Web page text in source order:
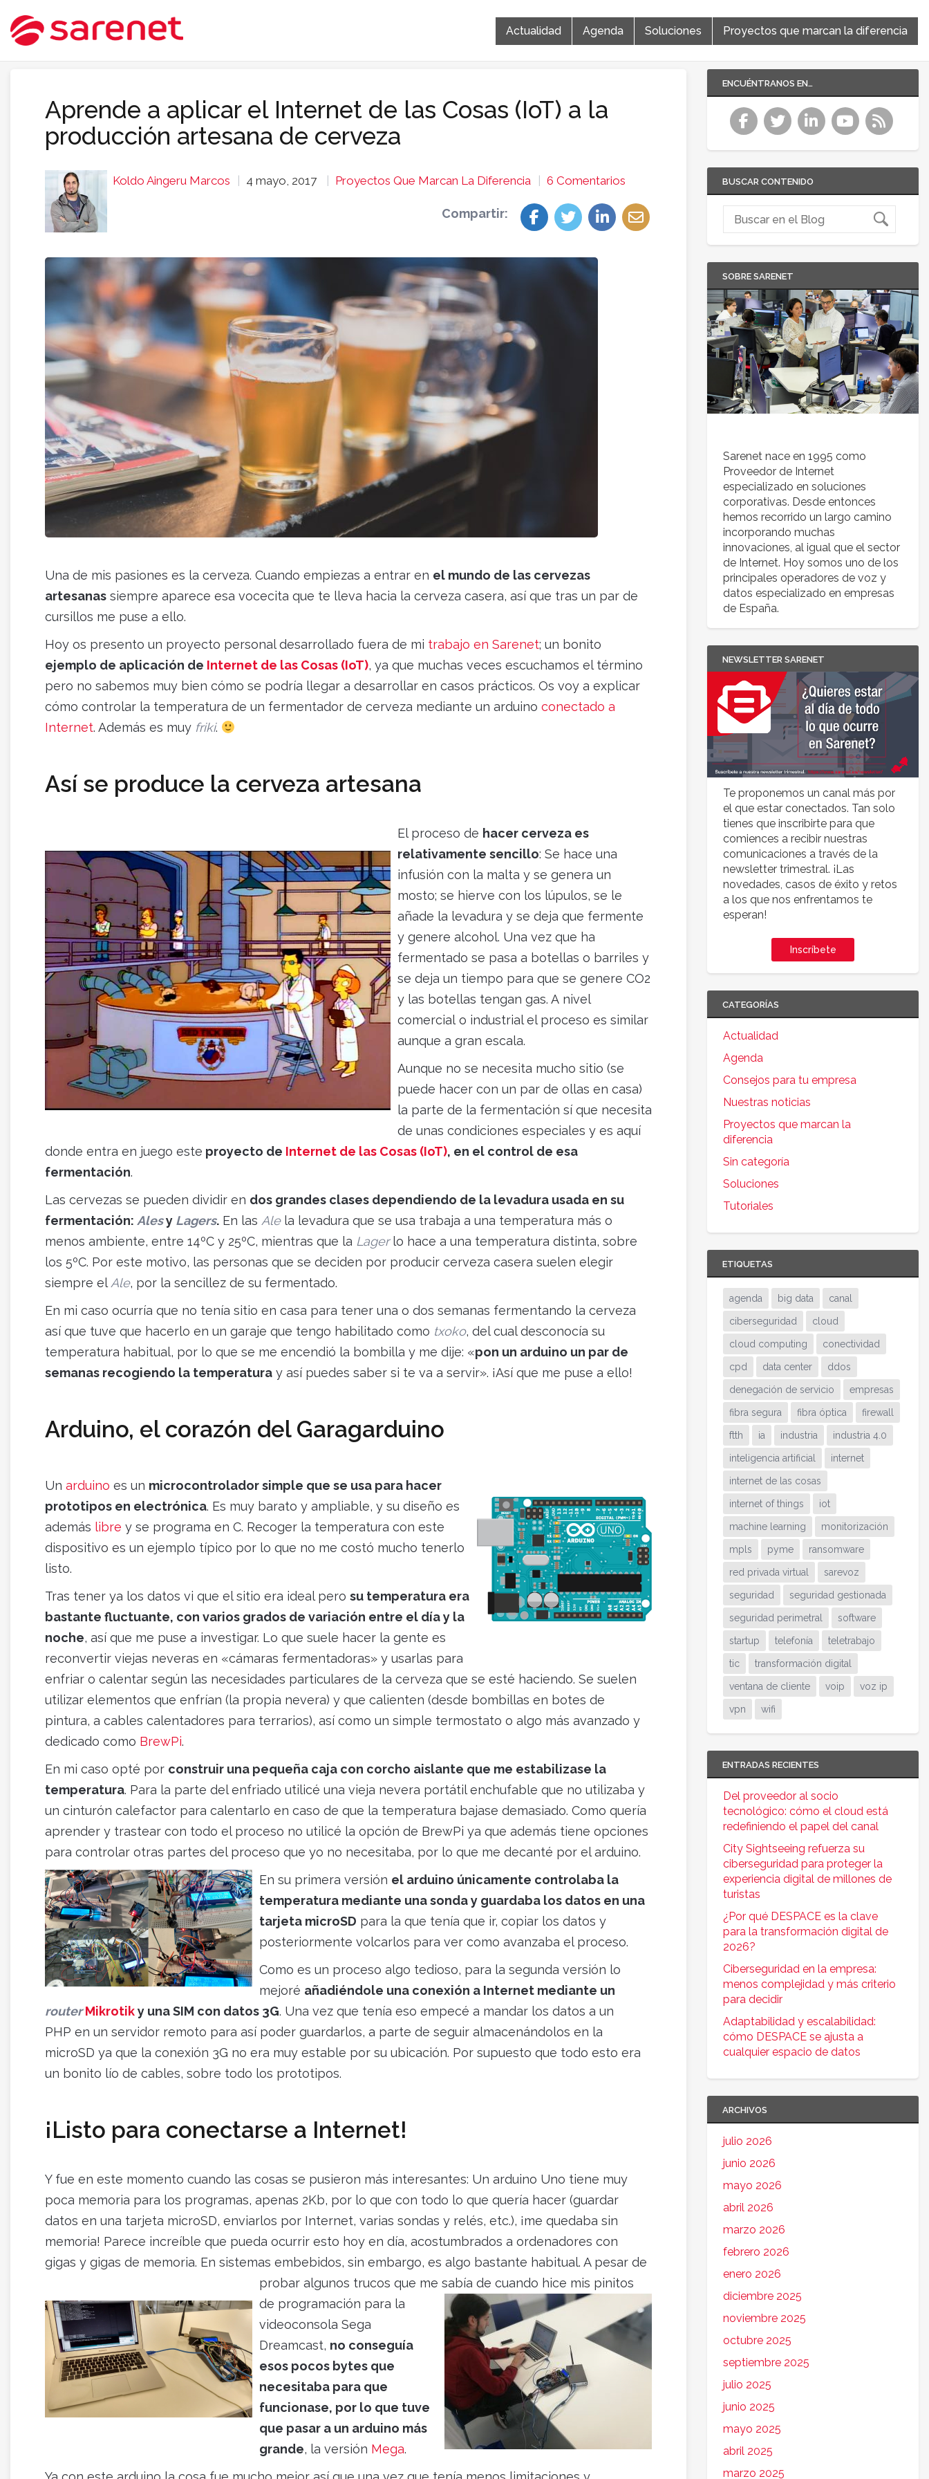
Actualidad Agenda Soluciones Proyectos que marcan la diferencia
Aprende a aplicar el Internet de las Cosas (IoT) a la
producción artesana de cerveza
Koldo Aingeru Marcos 4 mayo, 2017 Proyectos Que Marcan La Diferencia 6 Comentarios
Compartir:
Una de mis pasiones es la cerveza. Cuando empiezas a entrar en el mundo de las cervezas
artesanas siempre aparece esa vocecita que te lleva hacia la cerveza casera, así que tras un par de
cursillos me puse a ello.
Hoy os presento un proyecto personal desarrollado fuera de mi trabajo en Sarenet; un bonito
ejemplo de aplicación de Internet de las Cosas (IoT), ya que muchas veces escuchamos el término
pero no sabemos muy bien cómo se podría llegar a desarrollar en casos prácticos. Os voy a explicar
cómo controlar la temperatura de un fermentador de cerveza mediante un arduino conectado a
Internet. Además es muy friki.
Así se produce la cerveza artesana
El proceso de hacer cerveza es
relativamente sencillo: Se hace una
infusión con la malta y se genera un
mosto; se hierve con los lúpulos, se le
añade la levadura y se deja que fermente
y genere alcohol. Una vez que ha
fermentado se pasa a botellas o barriles y
se deja un tiempo para que se genere CO2
y las botellas tengan gas. A nivel
comercial o industrial el proceso es similar
aunque a gran escala.
Aunque no se necesita mucho sitio (se
puede hacer con un par de ollas en casa)
la parte de la fermentación sí que necesita
de unas condiciones especiales y es aquí
donde entra en juego este proyecto de Internet de las Cosas (IoT), en el control de esa
fermentación.
Las cervezas se pueden dividir en dos grandes clases dependiendo de la levadura usada en su
fermentación: Alesy Lagers. En las Alela levadura que se usa trabaja a una temperatura más o
menos ambiente, entre 14ºC y 25ºC, mientras que la Lagerlo hace a una temperatura distinta, sobre
los 5ºC. Por este motivo, las personas que se deciden por producir cerveza casera suelen elegir
siempre el Ale, por la sencillez de su fermentado.
En mi caso ocurría que no tenía sitio en casa para tener una o dos semanas fermentando la cerveza
así que tuve que hacerlo en un garaje que tengo habilitado como txoko, del cual desconocía su
temperatura habitual, por lo que se me encendió la bombilla y me dije: «pon un arduino un par de
semanas recogiendo la temperatura y así puedes saber si te va a servir». ¡Así que me puse a ello!
Arduino, el corazón del Garagarduino
Un arduino es un microcontrolador simple que se usa para hacer
prototipos en electrónica. Es muy barato y ampliable, y su diseño es
además libre y se programa en C. Recoger la temperatura con este
dispositivo es un ejemplo típico por lo que no me costó mucho tenerlo
listo.
Tras tener ya los datos vi que el sitio era ideal pero su temperatura era
bastante fluctuante, con varios grados de variación entre el día y la
noche, así que me puse a investigar. Lo que suele hacer la gente es
reconvertir viejas neveras en «cámaras fermentadoras» y usarlas para
enfriar o calentar según las necesidades particulares de la cerveza que se esté haciendo. Se suelen
utilizar elementos que enfrían (la propia nevera) y que calienten (desde bombillas en botes de
pintura, a cables calentadores para terrarios), así como un simple termostato o algo más avanzado y
dedicado como BrewPi.
En mi caso opté por construir una pequeña caja con corcho aislante que me estabilizase la
temperatura. Para la parte del enfriado utilicé una vieja nevera portátil enchufable que no utilizaba y
un cinturón calefactor para calentarlo en caso de que la temperatura bajase demasiado. Como quería
aprender y trastear con todo el proceso no utilicé la opción de BrewPi ya que además tiene opciones
para controlar otras partes del proceso que yo no necesitaba, por lo que me decanté por el arduino.
En su primera versión el arduino únicamente controlaba la
temperatura mediante una sonda y guardaba los datos en una
tarjeta microSD para la que tenía que ir, copiar los datos y
posteriormente volcarlos para ver como avanzaba el proceso.
Como es un proceso algo tedioso, para la segunda versión lo
mejoré añadiéndole una conexión a Internet mediante un
router Mikrotiky una SIM con datos 3G. Una vez que tenía eso empecé a mandar los datos a un
PHP en un servidor remoto para así poder guardarlos, a parte de seguir almacenándolos en la
microSD ya que la conexión 3G no era muy estable por su ubicación. Por supuesto que todo esto era
un bonito lío de cables, sobre todo los prototipos.
¡Listo para conectarse a Internet!
Y fue en este momento cuando las cosas se pusieron más interesantes: Un arduino Uno tiene muy
poca memoria para los programas, apenas 2Kb, por lo que con todo lo que quería hacer (guardar
datos en una tarjeta microSD, enviarlos por Internet, varias sondas y relés, etc.), ¡me quedaba sin
memoria! Parece increíble que pueda ocurrir esto hoy en día, acostumbrados a ordenadores con
gigas y gigas de memoria. En sistemas embebidos, sin embargo, es algo bastante habitual. A pesar de
probar algunos trucos que me sabía de cuando hice mis pinitos
de programación para la
videoconsola Sega
Dreamcast, no conseguía
esos pocos bytes que
necesitaba para que
funcionase, por lo que tuve
que pasar a un arduino más
grande, la versión Mega.
ENCUÉNTRANOS EN…
BUSCAR CONTENIDO
SOBRE SARENET
Sarenet nace en 1995 como
Proveedor de Internet
especializado en soluciones
corporativas. Desde entonces
hemos recorrido un largo camino
incorporando muchas
innovaciones, al igual que el sector
de Internet. Hoy somos uno de los
principales operadores de voz y
datos especializado en empresas
de España.
NEWSLETTER SARENET
Te proponemos un canal más por
el que estar conectados. Tan solo
tienes que inscribirte para que
comiences a recibir nuestras
comunicaciones a través de la
newsletter trimestral. ¡Las
novedades, casos de éxito y retos
a los que nos enfrentamos te
esperan!
Inscríbete
CATEGORÍAS
Actualidad
Agenda
Consejos para tu empresa
Nuestras noticias
Proyectos que marcan la
diferencia
Sin categoría
Soluciones
Tutoriales
ETIQUETAS
agenda big data canal
ciberseguridad cloud
cloud computing conectividad
cpd data center ddos
denegación de servicio empresas
fibra segura fibra óptica firewall
ftth ia industria industria 4.0
inteligencia artificial internet
internet de las cosas
internet of things iot
machine learning monitorización
mpls pyme ransomware
red privada virtual sarevoz
seguridad seguridad gestionada
seguridad perimetral software
startup telefonía teletrabajo
tic transformación digital
ventana de cliente voip voz ip
vpn wifi
ENTRADAS RECIENTES
Del proveedor al socio
tecnológico: cómo el cloud está
redefiniendo el papel del canal
City Sightseeing refuerza su
ciberseguridad para proteger la
experiencia digital de millones de
turistas
¿Por qué DESPACE es la clave
para la transformación digital de
2026?
Ciberseguridad en la empresa:
menos complejidad y más criterio
para decidir
Adaptabilidad y escalabilidad:
cómo DESPACE se ajusta a
cualquier espacio de datos
ARCHIVOS
julio 2026
junio 2026
mayo 2026
abril 2026
marzo 2026
febrero 2026
enero 2026
diciembre 2025
noviembre 2025
octubre 2025
septiembre 2025
julio 2025
junio 2025
mayo 2025
abril 2025
marzo 2025